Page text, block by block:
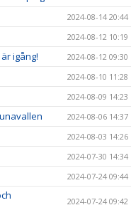
2024-08-14 20:44
2024-08-12 10:19
igång! 2024-08-12 09:30
2024-08-10 11:28
2024-08-09 14:23
2024-08-06 14:37
2024-08-03 14:26
2024-07-30 14:34
2024-07-24 09:44
2024-07-24 09:42